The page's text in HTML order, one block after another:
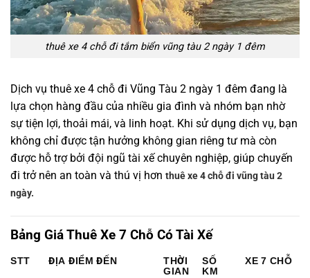
thuê xe 4 chỗ đi tắm biển vũng tàu 2 ngày 1 đêm
Dịch vụ thuê xe 4 chỗ đi Vũng Tàu 2 ngày 1 đêm đang là
lựa chọn hàng đầu của nhiều gia đình và nhóm bạn nhờ
sự tiện lợi, thoải mái, và linh hoạt. Khi sử dụng dịch vụ, bạn
không chỉ được tận hưởng không gian riêng tư mà còn
được hỗ trợ bởi đội ngũ tài xế chuyên nghiệp, giúp chuyến
đi trở nên an toàn và thú vị hơn thuê xe 4 chỗ đi vũng tàu 2
ngày.
Bảng Giá Thuê Xe 7 Chỗ Có Tài Xế
STT ĐỊA ĐIỂM ĐẾN
THỜI
GIAN
SỐ
KM
XE 7 CHỖ